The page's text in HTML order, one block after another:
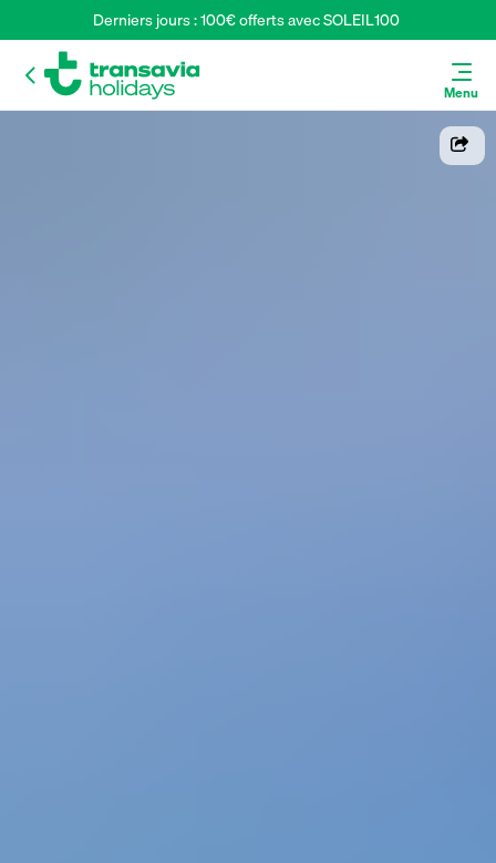
Derniers jours : 100€ offerts avec SOLEIL100
Menu